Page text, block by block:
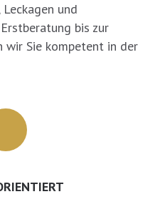
und
bis zur
wir Sie kompetent in der